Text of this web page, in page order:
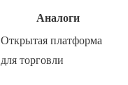
Аналоги
Открытая платформа
для торговли